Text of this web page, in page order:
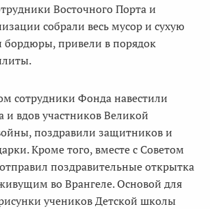
Восточного Порта и
собрали весь мусор и сухую
бордюры, привели в порядок
сотрудники Фонда навестили
и вдов участников Великой
поздравили защитников и
Кроме того, вместе с Советом
поздравительные открытка
во Врангеле. Основой для
учеников Детской школы